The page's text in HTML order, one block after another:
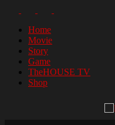
Home
Movie
Story
Game
TheHOUSE TV
Shop